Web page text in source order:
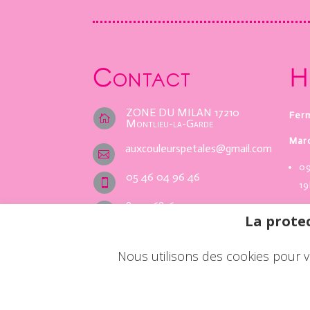
Contact

ZONE DU MILAN 17210
Montlieu-la-Garde
 auxcouleurspetales@gmail.com
 05 46 04 96 46
84351681600017
La
Nous utilisons des cookies pour